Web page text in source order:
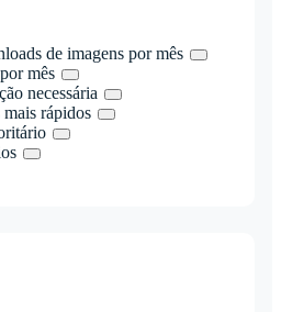
de imagens por mês
mês
necessária
rápidos